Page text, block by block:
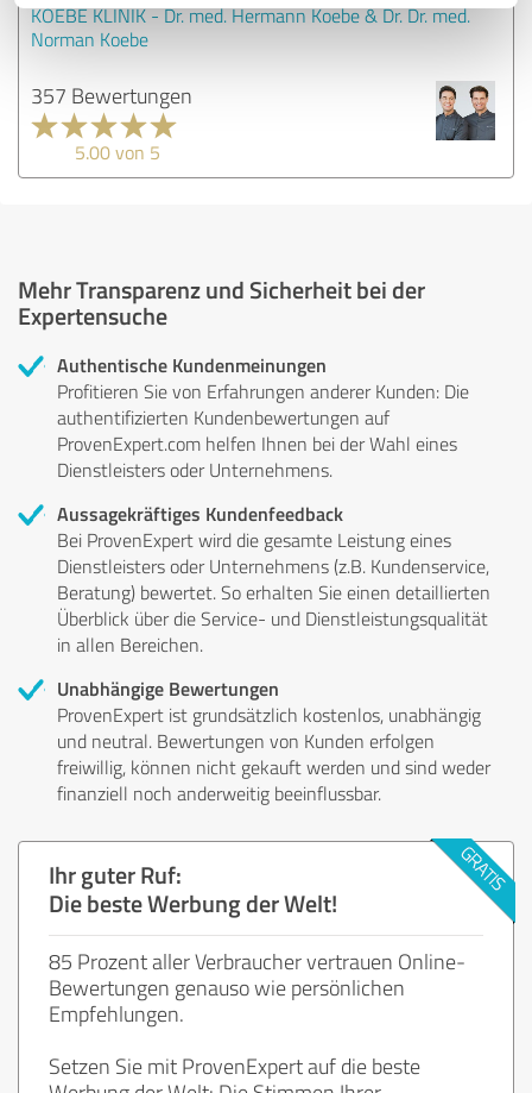
KOEBE KLINIK - Dr. med. Hermann Koebe & Dr. Dr. med.
Norman Koebe
357 Bewertungen
5.00 von 5
Mehr Transparenz und Sicherheit bei der
Expertensuche
Authentische Kundenmeinungen
Profitieren Sie von Erfahrungen anderer Kunden: Die
authentifizierten Kundenbewertungen auf
ProvenExpert.com helfen Ihnen bei der Wahl eines
Dienstleisters oder Unternehmens.
Aussagekräftiges Kundenfeedback
Bei ProvenExpert wird die gesamte Leistung eines
Dienstleisters oder Unternehmens (z.B. Kundenservice,
Beratung) bewertet. So erhalten Sie einen detaillierten
Überblick über die Service- und Dienstleistungsqualität
in allen Bereichen.
Unabhängige Bewertungen
ProvenExpert ist grundsätzlich kostenlos, unabhängig
und neutral. Bewertungen von Kunden erfolgen
freiwillig, können nicht gekauft werden und sind weder
finanziell noch anderweitig beeinflussbar.
Ihr guter Ruf:
Die beste Werbung der Welt!
85 Prozent aller Verbraucher vertrauen Online-
Bewertungen genauso wie persönlichen
Empfehlungen.
Setzen Sie mit ProvenExpert auf die beste